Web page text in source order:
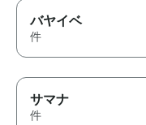
バヤイベ
件
サマナ
件